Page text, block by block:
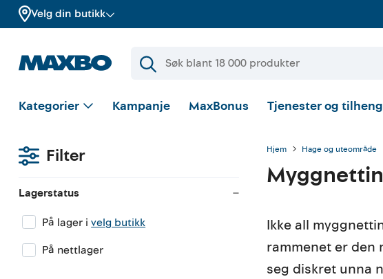
Velg din butikk
Kategorier Kampanje MaxBonus Tjenester og
Filter
Lagerstatus
På lager ivelg butikk
På nettlager
Hjem Hage og uteområde
Ikke all
rammenet er den
seg diskret unna